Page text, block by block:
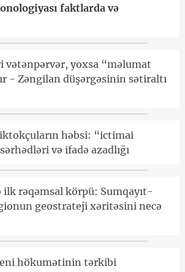
faktlarda və
vətənpərvər, yoxsa “məlumat
- Zəngilan düşərgəsinin sətiraltı
həbsi: “ictimai
və ifadə azadlığı
rəqəmsal körpü: Sumqayıt-
geostrateji xəritəsini necə
hökumətinin tərkibi